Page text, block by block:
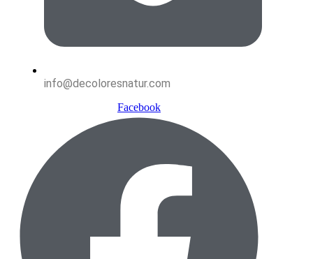
info@decoloresnatur.com
Facebook